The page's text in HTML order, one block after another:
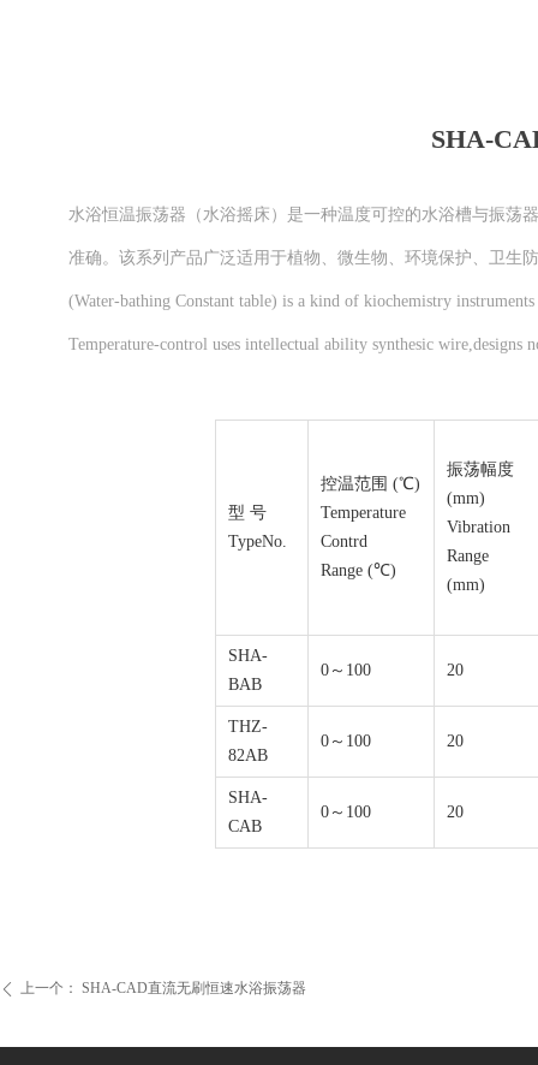
SHA-
水浴恒温振荡器（水浴摇床）是一种温度可控的水浴槽与振荡
准确。该系列产品广泛适用于植物、微生物、环境保护、卫生
(Water-bathing Constant table) is a kind of kiochemistry
Temperature-control uses intellectual ability synthesic
ꄴ 上一个： SHA-CAD直流无刷恒速水浴振荡器
型 号
TypeNo.
控温范围 (℃)
Temperature
Contrd
Range (℃)
振荡幅度
(mm)
Vibration
Range
(mm)
SHA-
BAB
0～100 20
THZ-
82AB
0～100 20
SHA-
CAB
0～100 20